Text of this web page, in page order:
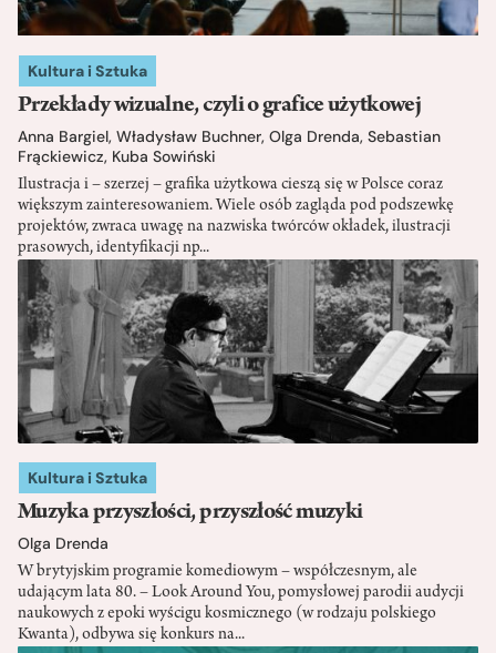
Kultura i Sztuka
Przekłady wizualne, czyli o grafice użytkowej
Anna Bargiel, Władysław Buchner, Olga Drenda, Sebastian
Frąckiewicz, Kuba Sowiński
Ilustracja i – szerzej – grafika użytkowa cieszą się w Polsce coraz
większym zainteresowaniem. Wiele osób zagląda pod podszewkę
projektów, zwraca uwagę na nazwiska twórców okładek, ilustracji
prasowych, identyfikacji np...
Kultura i Sztuka
Muzyka przyszłości, przyszłość muzyki
Olga Drenda
W brytyjskim programie komediowym – współczesnym, ale
udającym lata 80. – Look Around You, pomysłowej parodii audycji
naukowych z epoki wyścigu kosmicznego (w rodzaju polskiego
Kwanta), odbywa się konkurs na...